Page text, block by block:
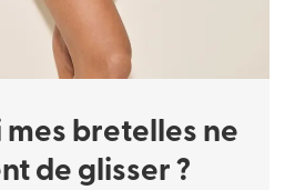
mes bretelles ne
de glisser ?